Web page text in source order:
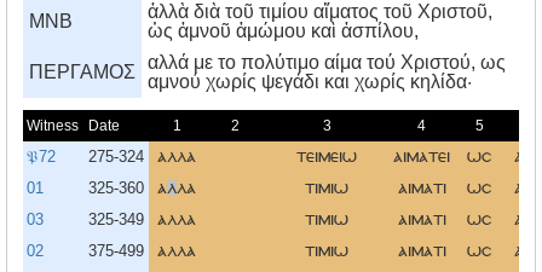
MNB
ἀλλὰ διὰ τοῦ τιμίου αἵματος τοῦ Χριστοῦ,
ὡς ἀμνοῦ ἀμώμου καὶ ἀσπίλου,
ΠΕΡΓΑΜΟΣ
αλλά με το πολύτιμο αίμα τού Xριστού, ως
αμνού χωρίς ψεγάδι και χωρίς κηλίδα·
Witness Date 1 2 3 4 5
𝔓72 275-324 αλλα τειμειω αιματει ωσ
01 325-360 αλλα τιμιω αιματι ωσ
03 325-349 αλλα τιμιω αιματι ωσ
02 375-499 αλλα τιμιω αιματι ωσ